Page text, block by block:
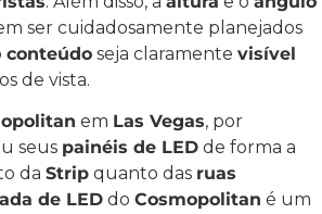
ser cuidadosamente planejados
conteúdo seja claramente visível
de vista.
em Las Vegas, por
seus painéis de LED de forma a
da Strip quanto das ruas
de LED do Cosmopolitan é um